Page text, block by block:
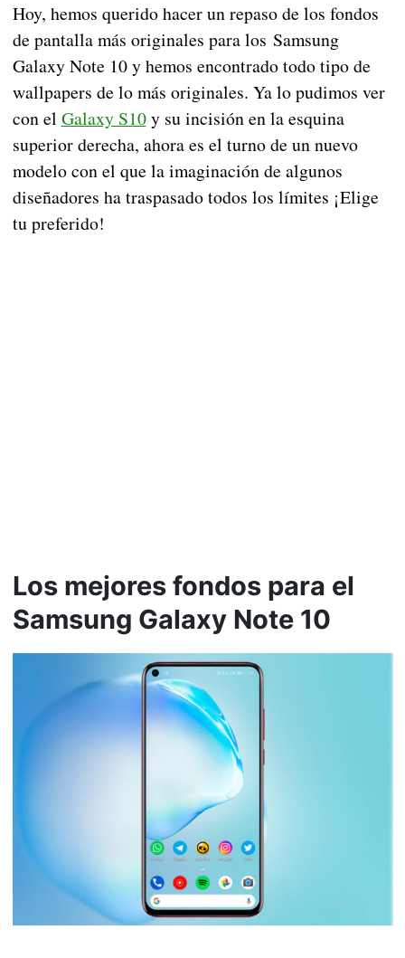
Hoy, hemos querido hacer un repaso de los fondos
de pantalla más originales para los Samsung
Galaxy Note 10 y hemos encontrado todo tipo de
wallpapers de lo más originales. Ya lo pudimos ver
con el Galaxy S10y su incisión en la esquina
superior derecha, ahora es el turno de un nuevo
modelo con el que la imaginación de algunos
diseñadores ha traspasado todos los límites ¡Elige
tu preferido!
Los mejores fondos para el
Samsung Galaxy Note 10